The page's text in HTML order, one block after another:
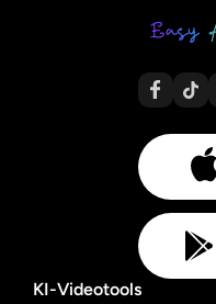
KI-Videotools